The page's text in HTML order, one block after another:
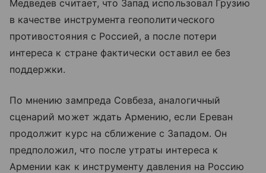
Медведев считает, что Запад использовал Грузию
в качестве инструмента геополитического
противостояния с Россией, а после потери
интереса к стране фактически оставил ее без
поддержки.
По мнению зампреда Совбеза, аналогичный
сценарий может ждать Армению, если Ереван
продолжит курс на сближение с Западом. Он
предположил, что после утраты интереса к
Армении как к инструменту давления на Россию